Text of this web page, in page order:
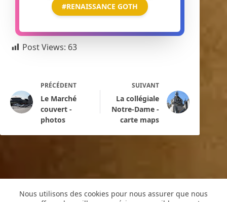
Nous utilisons des cookies pour nous assurer que nous
#RENAISSANCE GOTH
Post Views: 63
PRÉCÉDENT
Le Marché
couvert -
photos
SUIVANT
La collégiale
Notre-Dame -
carte maps